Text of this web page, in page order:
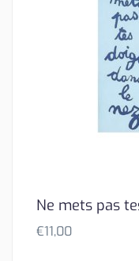
Ne mets pas
€11,00